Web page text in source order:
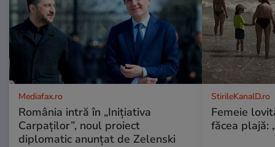
Mediafax.ro
România intră în „Inițiativa
Carpaților”, noul proiect
diplomatic anunțat de Zelenski
StirileKanalD.ro
Femeie
făcea plajă: